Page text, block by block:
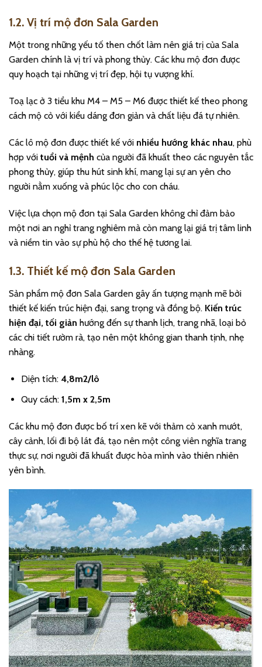
1.2. Vị trí mộ đơn Sala Garden
Một trong những yếu tố then chốt làm nên giá trị của Sala
Garden chính là vị trí và phong thủy. Các khu mộ đơn được
quy hoạch tại những vị trí đẹp, hội tụ vượng khí.
Toạ lạc ở 3 tiểu khu M4 – M5 – M6 được thiết kế theo phong
cách mộ cỏ với kiểu dáng đơn giản và chất liệu đá tự nhiên.
Các lô mộ đơn được thiết kế với nhiều hướng khác nhau, phù
hợp với tuổi và mệnh của người đã khuất theo các nguyên tắc
phong thủy, giúp thu hút sinh khí, mang lại sự an yên cho
người nằm xuống và phúc lộc cho con cháu.
Việc lựa chọn mộ đơn tại Sala Garden không chỉ đảm bảo
một nơi an nghỉ trang nghiêm mà còn mang lại giá trị tâm linh
và niềm tin vào sự phù hộ cho thế hệ tương lai.
1.3. Thiết kế mộ đơn Sala Garden
Sản phẩm mộ đơn Sala Garden gây ấn tượng mạnh mẽ bởi
thiết kế kiến trúc hiện đại, sang trọng và đồng bộ. Kiến trúc
hiện đại, tối giản hướng đến sự thanh lịch, trang nhã, loại bỏ
các chi tiết rườm rà, tạo nên một không gian thanh tịnh, nhẹ
nhàng.
Diện tích: 4,8m2/lô
Quy cách: 1,5m x 2,5m
Các khu mộ đơn được bố trí xen kẽ với thảm cỏ xanh mướt,
cây cảnh, lối đi bộ lát đá, tạo nên một công viên nghĩa trang
thực sự, nơi người đã khuất được hòa mình vào thiên nhiên
yên bình.